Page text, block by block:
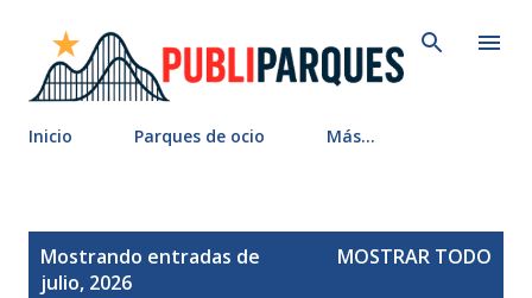
Inicio Parques de ocio Más…
Mostrando entradas de
julio, 2026
MOSTRAR TODO